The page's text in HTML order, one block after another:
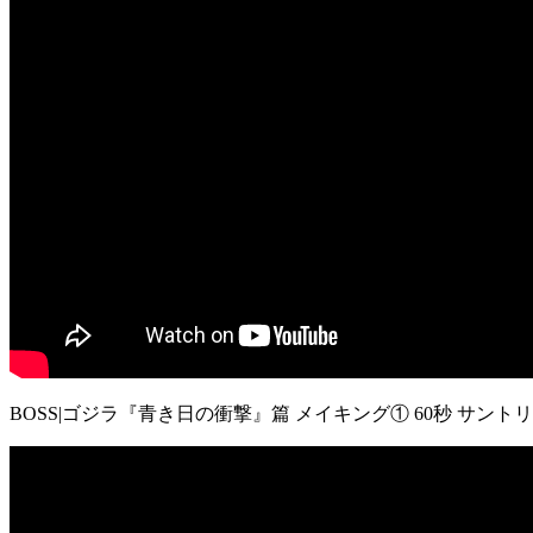
BOSS|ゴジラ『青き日の衝撃』篇 メイキング① 60秒 サント